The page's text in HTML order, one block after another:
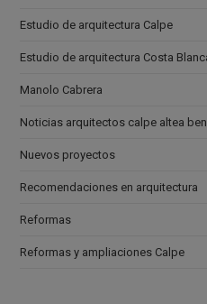
Estudio de arquitectura Calpe
Estudio de arquitectura Costa
Manolo Cabrera
Noticias arquitectos calpe altea
Nuevos proyectos
Recomendaciones en arquitectura
Reformas
Reformas y ampliaciones Calpe